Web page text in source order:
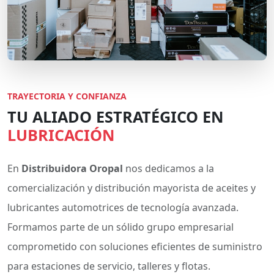
TRAYECTORIA Y CONFIANZA
TU ALIADO ESTRATÉGICO EN
LUBRICACIÓN
En Distribuidora Oropal nos dedicamos a la
comercialización y distribución mayorista de aceites y
lubricantes automotrices de tecnología avanzada.
Formamos parte de un sólido grupo empresarial
comprometido con soluciones eficientes de suministro
para estaciones de servicio, talleres y flotas.